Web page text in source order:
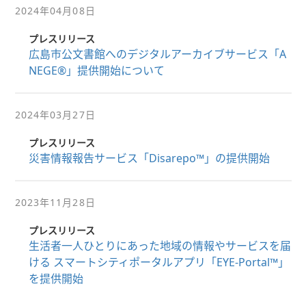
2024年04月08日
プレスリリース
広島市公文書館へのデジタルアーカイブサービス「A
NEGE®」提供開始について
2024年03月27日
プレスリリース
災害情報報告サービス「Disarepo™」の提供開始
2023年11月28日
プレスリリース
生活者一人ひとりにあった地域の情報やサービスを届
ける スマートシティポータルアプリ「EYE-Portal™」
を提供開始